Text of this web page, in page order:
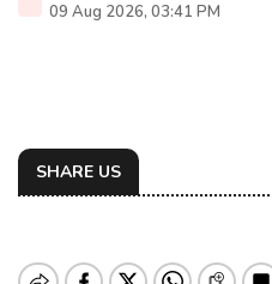
09 Aug 2026, 03:41 PM
SHARE US